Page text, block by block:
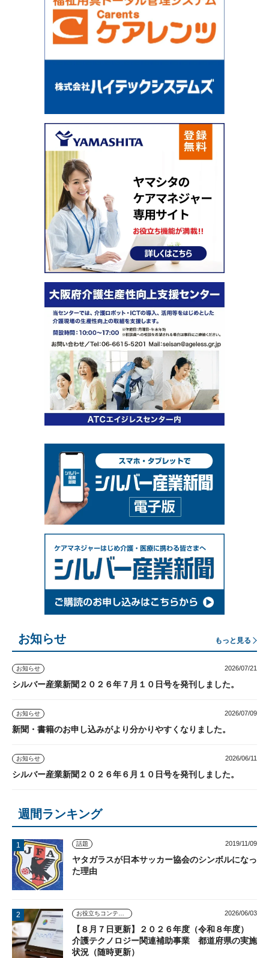
お知らせ もっと見る
お知らせ 2026/07/21
シルバー産業新聞２０２６年７月１０日号を発刊しました。
お知らせ 2026/07/09
新聞・書籍のお申し込みがより分かりやすくなりました。
お知らせ 2026/06/11
シルバー産業新聞２０２６年６月１０日号を発刊しました。
週間ランキング
話題 2019/11/09
ヤタガラスが日本サッカー協会のシンボルになっ
た理由
お役立ちコンテンツ 2026/06/03
【８月７日更新】２０２６年度（令和８年度）
介護テクノロジー関連補助事業 都道府県の実施
状況（随時更新）